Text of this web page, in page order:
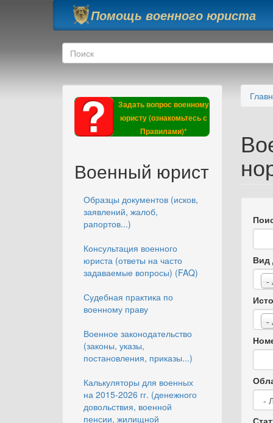
Перейти к основному содержанию
Помощь военного юриста
Форма поиска
Поиск
Задать вопрос военному
юристу (ознакомьтесь с
Правилами)*
Военный юрист
Образцы документов (исков,
заявлений, жалоб,
рапортов...)
Консультация военного
юриста (ответы на часто
задаваемые вопросы) (FAQ)
Судебная практика по
военному праву
Военное законодательство
(законы, указы,
постановления, приказы...)
Калькуляторы для военных
на 2015-2026 гг. (денежного
довольствия, военной
пенсии, жилищной
Вид
-
-